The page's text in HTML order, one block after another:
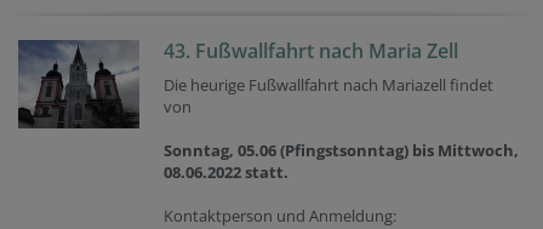
43. Fußwallfahrt nach Maria Zell
Die heurige Fußwallfahrt nach Mariazell findet
von
Sonntag, 05.06 (Pfingstsonntag) bis Mittwoch,
08.06.2022 statt.
Kontaktperson und Anmeldung: